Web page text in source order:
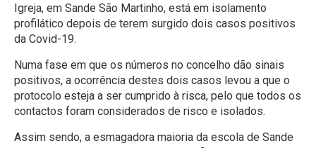
Igreja, em Sande São Martinho, está em isolamento
profilático depois de terem surgido dois casos positivos
da Covid-19.
Numa fase em que os números no concelho dão sinais
positivos, a ocorrência destes dois casos levou a que o
protocolo esteja a ser cumprido à risca, pelo que todos os
contactos foram considerados de risco e isolados.
Assim sendo, a esmagadora maioria da escola de Sande